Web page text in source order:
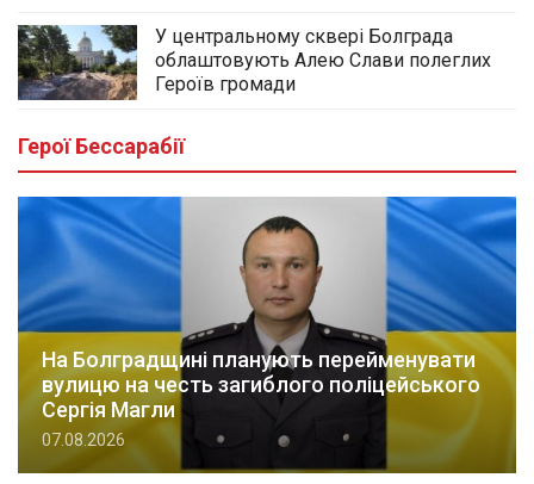
У центральному сквері Болграда
облаштовують Алею Слави полеглих
Героїв громади
Герої Бессарабії
На Болградщині планують перейменувати
вулицю на честь загиблого поліцейського
Сергія Магли
07.08.2026